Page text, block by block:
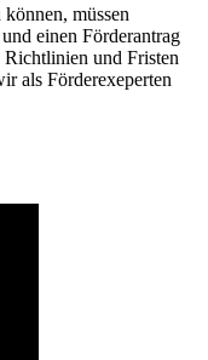
müssen
einen Förderantrag
und Fristen
als Förderexeperten